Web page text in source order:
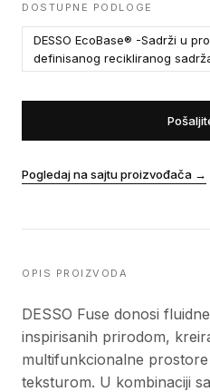
DOSTUPNE PODLOGE
DESSO EcoBase® -Sadrži u
definisanog recikliranog
Pogledaj na sajtu proizvođača →
OPIS PROIZVODA
DESSO Fuse donosi
inspirisanih prirodom,
multifunkcionalne
teksturom. U kombinaciji